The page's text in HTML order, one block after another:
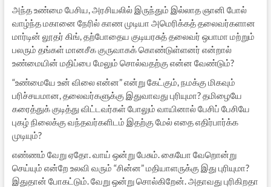
அந்த உண்மை பேசிய, அரசியலில் இருந்தும் இல்லாத ஞானி போல்
வாழ்ந்த மகானை நேரில் காண முடியா அமெரிக்கத் தலைவர்களான
மார்டின் லூதர் கிங், தற்போதைய குடியரசுத் தலைவர் ஒபாமா மற்றும்
பலரும் தங்கள் மானசீக குருவாகக் கொண்டுள்ளனர் என்றால்
உண்மையின் மதிப்பை மேலும் சொல்வதற்கு என்ன வேண்டும்?
“உண்மையே உன் விலை என்ன” என்று கேட்கும், நமக்கு மிகவும்
பரிச்சயமான, தலைவர்களுக்கு இதுவாவது புரியுமா? தமிழையே
கரைத்துக் குடித்து விட்டவர்கள் போலும் வாயினால் பேசிப் பேசியே
புகழ் நிலைக்கு வந்தவர்களிடம் இதற்கு மேல் எதை எதிர்பார்க்க
முடியும்?
எண்ணம் வேறு ஏதோ. வாய் ஒன்று பேசும். கையோ வேறொன்று
செய்யும் என்றே உலவி வரும் “சின்ன” மதியாளருக்கு இது புரியுமா?
இதுதான் போகட்டும். வேறு ஒன்று சொல்கிறேன். அதாவது புரிகிறதா